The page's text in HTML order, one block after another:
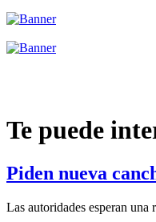
Te puede
Piden nueva
Las autoridades esperan una